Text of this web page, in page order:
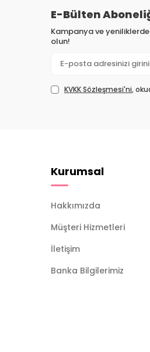
E-Bülten
Kampanya ve
olun!
KVKK Sözleşmesi'ni,
Kurumsal
Hakkımızda
Müşteri Hizmetleri
İletişim
Banka Bilgilerimiz